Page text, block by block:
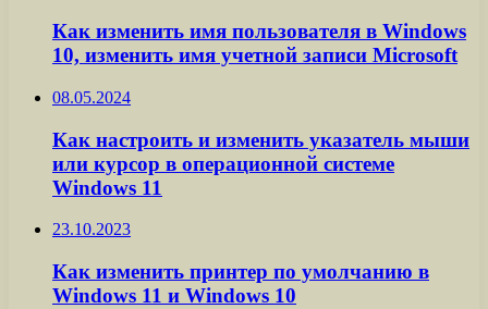
Как изменить имя пользователя в Windows
10, изменить имя учетной записи Microsoft
08.05.2024
Как настроить и изменить указатель мыши
или курсор в операционной системе
Windows 11
23.10.2023
Как изменить принтер по умолчанию в
Windows 11 и Windows 10